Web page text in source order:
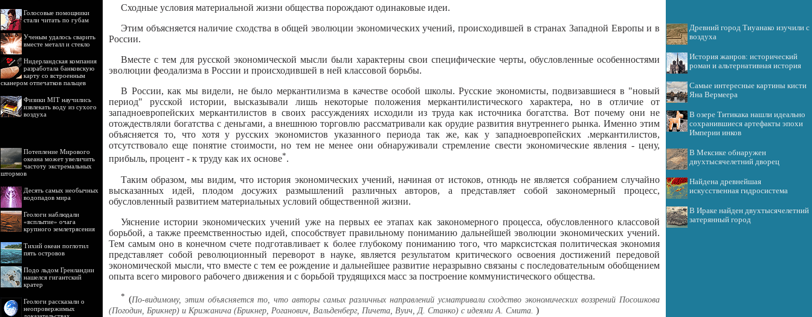
Голосовые помощники
стали читать по губам
Ученым удалось сварить
вместе металл и стекло
Нидерландская компания
разработала банковскую
карту со встроенным
сканером отпечатков пальцев
Физики MIT научились
извлекать воду из сухого
воздуха
Потепление Мирового
океана может увеличить
частоту экстремальных
штормов
Десять самых необычных
водопадов мира
Геологи наблюдали
«всплытие» очага
крупного землетрясения
Тихий океан поглотил
пять островов
Подо льдом Гренландии
нашелся гигантский
кратер
Геологи рассказали о
неопровержимых
Сходные условия материальной жизни общества порождают одинаковые идеи.
Этим объясняется наличие сходства в общей эволюции экономических учений, происходившей в странах Западной Европы и в
России.
Вместе с тем для русской экономической мысли были характерны свои специфические черты, обусловленные особенностями
эволюции феодализма в России и происходившей в ней классовой борьбы.
В России, как мы видели, не было меркантилизма в качестве особой школы. Русские экономисты, подвизавшиеся в "новый
период" русской истории, высказывали лишь некоторые положения меркантилистического характера, но в отличие от
западноевропейских меркантилистов в своих рассуждениях исходили из труда как источника богатства. Вот почему они не
отождествляли богатства с деньгами, а внешнюю торговлю рассматривали как орудие развития внутреннего рынка. Именно этим
объясняется то, что хотя у русских экономистов указанного периода так же, как у западноевропейских .меркантилистов,
отсутствовало еще понятие стоимости, но тем не менее они обнаруживали стремление свести экономические явления - цену,
прибыль, процент - к труду как их основе*.
Таким образом, мы видим, что история экономических учений, начиная от истоков, отнюдь не является собранием случайно
высказанных идей, плодом досужих размышлений различных авторов, а представляет собой закономерный процесс,
обусловленный развитием материальных условий общественной жизни.
Уяснение истории экономических учений уже на первых ее этапах как закономерного процесса, обусловленного классовой
борьбой, а также преемственностью идей, способствует правильному пониманию дальнейшей эволюции экономических учений.
Тем самым оно в конечном счете подготавливает к более глубокому пониманию того, что марксистская политическая экономия
представляет собой революционный переворот в науке, является результатом критического освоения достижений передовой
экономической мысли, что вместе с тем ее рождение и дальнейшее развитие неразрывно связаны с последовательным обобщением
опыта всего мирового рабочего движения и с борьбой трудящихся масс за построение коммунистического общества.
* (По-видимому, этим объясняется то, что авторы самых различных направлений усматривали сходство экономических воззрений Посошкова
(Погодин, Брикнер) и Крижанича (Брикнер, Роганович, Вальденберг, Пичета, Вуич, Д. Станко) с идеями А. Смита. )
Древний город Тиуанако изучили с
воздуха
История жанров: исторический
роман и альтернативная история
Самые интересные картины кисти
Яна Вермеера
В озере Титикака нашли идеально
сохранившиеся артефакты эпохи
Империи инков
В Мексике обнаружен
двухтысячелетний дворец
Найдена древнейшая
искусственная гидросистема
В Ираке найден двухтысячелетний
затерянный город